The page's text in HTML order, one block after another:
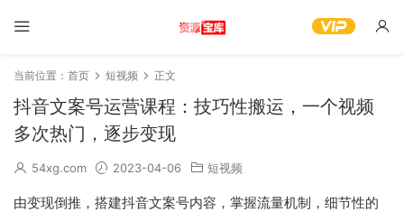
当前位置： 首页 短视频 正文
抖音文案号运营课程：技巧性搬运，一个视频
多次热门，逐步变现
54xg.com 2023-04-06 短视频
由变现倒推，搭建抖音文案号内容，掌握流量机制，细节性的